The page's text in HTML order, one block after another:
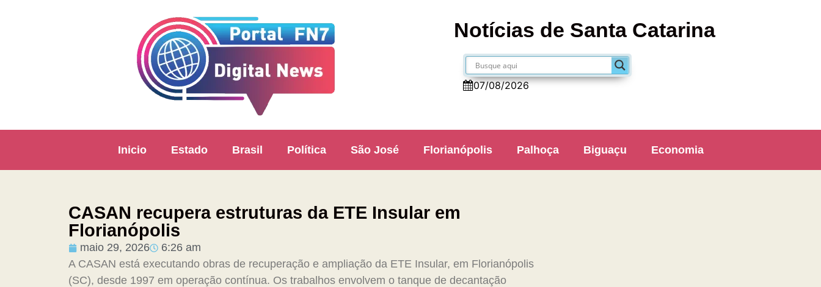
Notícias de Santa Catarina
07/08/2026
Inicio Estado Brasil Política São José Florianópolis Palhoça Biguaçu Economia
CASAN recupera estruturas da ETE Insular em
Florianópolis
maio 29, 2026
6:26 am
A CASAN está executando obras de recuperação e ampliação da ETE Insular, em Florianópolis
(SC), desde 1997 em operação contínua. Os trabalhos envolvem o tanque de decantação